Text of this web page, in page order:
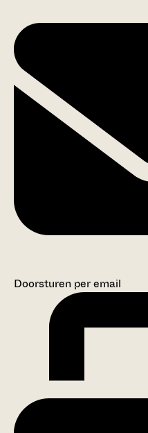
Doorsturen per email